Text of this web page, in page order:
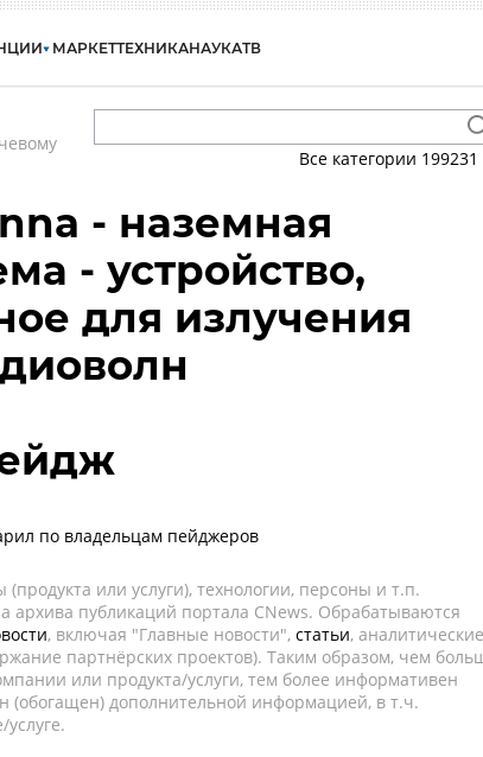
МАРКЕТТЕХНИКАНАУКАТВ
Все категории 199231
- наземная
- устройство,
для излучения
по владельцам пейджеров
или услуги), технологии, персоны и т.п.
архива публикаций портала CNews. Обрабатываются
, включая "Главные новости", статьи, аналитические
партнёрских проектов). Таким образом, чем
или продукта/услуги, тем более информативен
дополнительной информацией, в т.ч.